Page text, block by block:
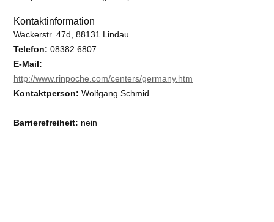
Kontaktinformation
Wackerstr. 47d, 88131 Lindau
Telefon: 08382 6807
E-Mail:
http://www.rinpoche.com/centers/germany.htm
Kontaktperson: Wolfgang Schmid
Barrierefreiheit: nein